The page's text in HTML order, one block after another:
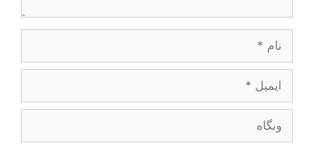
ایمیل
وبگاه